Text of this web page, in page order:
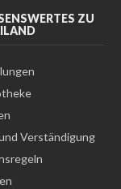
ZU
Verständigung